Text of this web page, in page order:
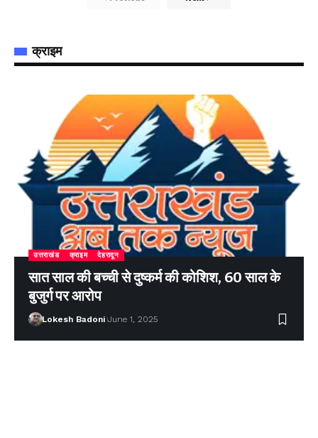
क्राइम
उत्तराखंड क्राइम देहरादून
सात साल की बच्ची से दुष्कर्म की कोशिश, 60 साल के
बुजुर्ग पर आरोप
Lokesh Badoni June 1, 2025